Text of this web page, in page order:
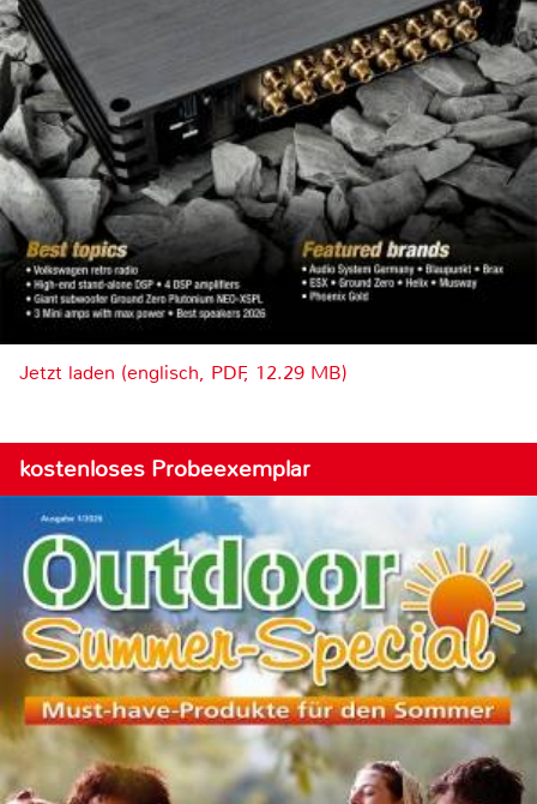
Jetzt laden (englisch, PDF, 12.29 MB)
kostenloses Probeexemplar